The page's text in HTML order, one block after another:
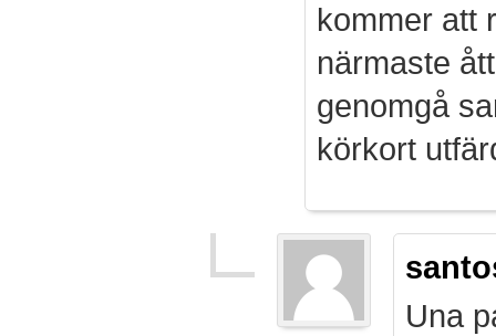
kommer att
närmaste
genomgå
körkort
Una